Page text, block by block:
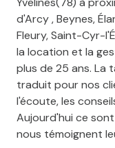
d'Arcy , Beynes,
Fleury, Saint-Cyr-
la location et la
plus de 25 ans. La
traduit pour nos
l'écoute, les
Aujourd'hui ce
nous témoignent